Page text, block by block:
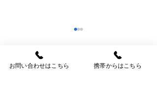
コメント
お問い合わせはこちら 携帯からはこちら